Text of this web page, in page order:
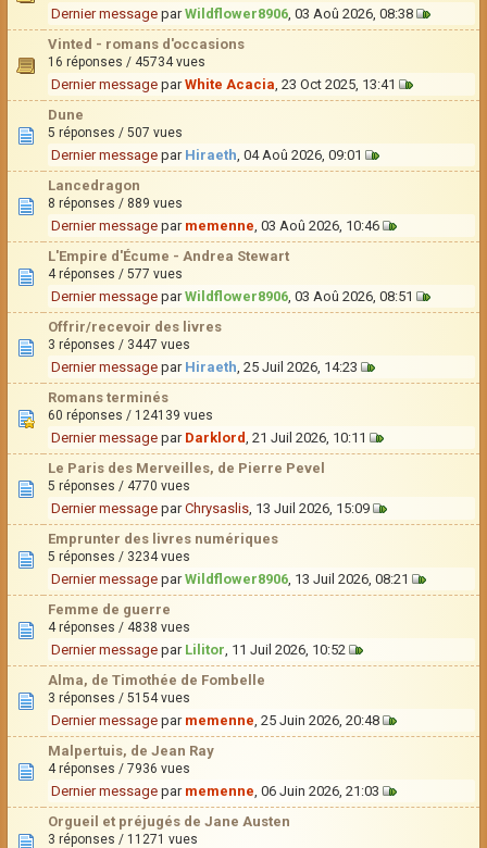
Dernier message parWildflower8906, 03 Aoû 2026, 08:38
Vinted - romans d'occasions
16 réponses / 45734 vues
Dernier message parWhite Acacia, 23 Oct 2025, 13:41
Dune
5 réponses / 507 vues
Dernier message par Hiraeth, 04 Aoû 2026, 09:01
Lancedragon
8 réponses / 889 vues
Dernier message par memenne, 03 Aoû 2026, 10:46
L'Empire d'Écume - Andrea Stewart
4 réponses / 577 vues
Dernier message parWildflower8906, 03 Aoû 2026, 08:51
Offrir/recevoir des livres
3 réponses / 3447 vues
Dernier message par Hiraeth, 25 Juil 2026, 14:23
Romans terminés
60 réponses / 124139 vues
Dernier message par Darklord, 21 Juil 2026, 10:11
Le Paris des Merveilles, de Pierre Pevel
5 réponses / 4770 vues
Dernier message parChrysaslis, 13 Juil 2026, 15:09
Emprunter des livres numériques
5 réponses / 3234 vues
Dernier message parWildflower8906, 13 Juil 2026, 08:21
Femme de guerre
4 réponses / 4838 vues
Dernier message par Lilitor, 11 Juil 2026, 10:52
Alma, de Timothée de Fombelle
3 réponses / 5154 vues
Dernier message par memenne, 25 Juin 2026, 20:48
Malpertuis, de Jean Ray
4 réponses / 7936 vues
Dernier message par memenne, 06 Juin 2026, 21:03
Orgueil et préjugés de Jane Austen
3 réponses / 11271 vues